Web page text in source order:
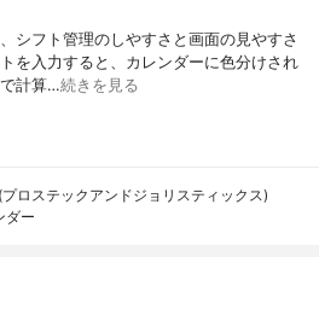
シフト管理のしやすさと画面の見やすさ
を入力すると、カレンダーに色分けされ
計算…続きを見る
ロステックアンドジョリスティックス)
ダー